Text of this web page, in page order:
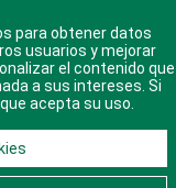
Libre
para obtener datos
usuarios y mejorar
el contenido que
a sus intereses. Si
acepta su uso.